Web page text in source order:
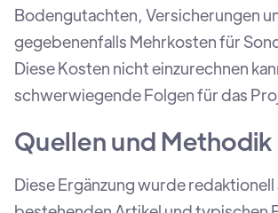
Bodengutachten, Versicherungen
gegebenenfalls Mehrkosten für
Diese Kosten nicht einzurechnen
schwerwiegende Folgen für das
Quellen und Methodik
Diese Ergänzung wurde redaktionell